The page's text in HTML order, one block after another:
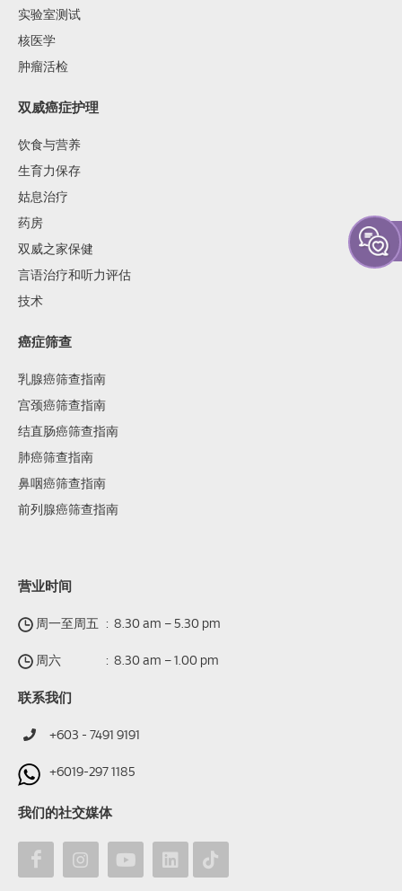
实验室测试
核医学
肿瘤活检
双威癌症护理
饮食与营养
生育力保存
姑息治疗
药房
双威之家保健
言语治疗和听力评估
技术
癌症筛查
乳腺癌筛查指南
宫颈癌筛查指南
结直肠癌筛查指南
肺癌筛查指南
鼻咽癌筛查指南
前列腺癌筛查指南
营业时间
周一至周五 : 8.30 am – 5.30 pm
周六 : 8.30 am – 1.00 pm
联系我们
+603 - 7491 9191
+6019-297 1185
我们的社交媒体